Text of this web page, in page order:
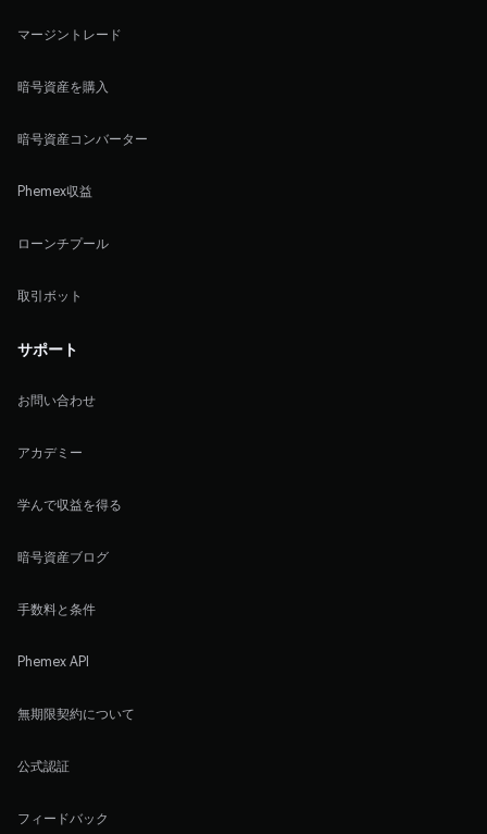
マージントレード
暗号資産を購入
暗号資産コンバーター
Phemex収益
ローンチプール
取引ボット
サポート
お問い合わせ
アカデミー
学んで収益を得る
暗号資産ブログ
手数料と条件
Phemex API
無期限契約について
公式認証
フィードバック